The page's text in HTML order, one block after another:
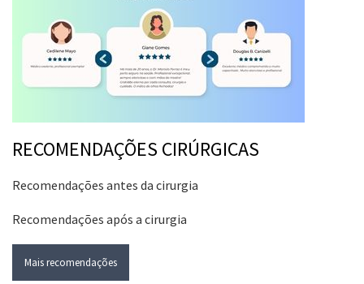
RECOMENDAÇÕES CIRÚRGICAS
Recomendações antes da cirurgia
Recomendações após a cirurgia
Mais recomendações